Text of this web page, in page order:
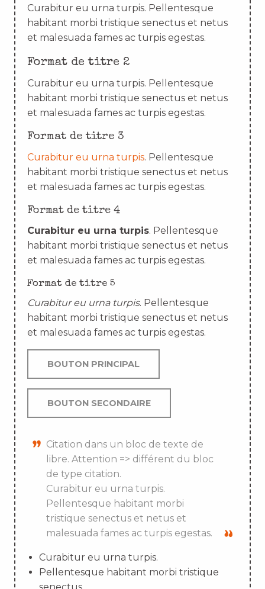
Curabitur eu urna turpis. Pellentesque
habitant morbi tristique senectus et netus
et malesuada fames ac turpis egestas.
Format de titre 2
Curabitur eu urna turpis. Pellentesque
habitant morbi tristique senectus et netus
et malesuada fames ac turpis egestas.
Format de titre 3
Curabitur eu urna turpis. Pellentesque
habitant morbi tristique senectus et netus
et malesuada fames ac turpis egestas.
Format de titre 4
Curabitur eu urna turpis. Pellentesque
habitant morbi tristique senectus et netus
et malesuada fames ac turpis egestas.
Format de titre 5
Curabitur eu urna turpis. Pellentesque
habitant morbi tristique senectus et netus
et malesuada fames ac turpis egestas.
BOUTON PRINCIPAL
BOUTON SECONDAIRE
Citation dans un bloc de texte de
libre. Attention => différent du bloc
de type citation.
Curabitur eu urna turpis.
Pellentesque habitant morbi
tristique senectus et netus et
malesuada fames ac turpis egestas.
Curabitur eu urna turpis.
Pellentesque habitant morbi tristique